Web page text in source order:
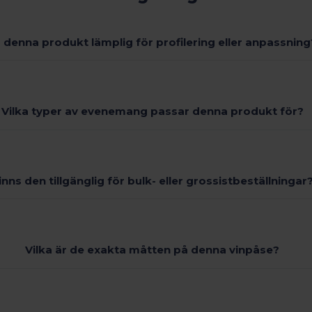
denna produkt lämplig för profilering eller
Vilka typer av evenemang passar denna produkt för?
den tillgänglig för bulk- eller
Vilka är de exakta måtten på denna vinpåse?